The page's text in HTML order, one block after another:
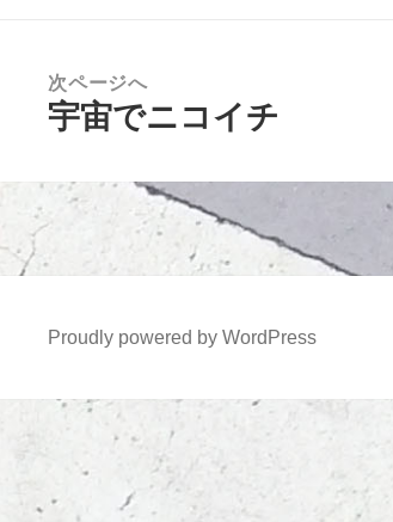
次ページへ
次
投
稿:
宇宙でニコイチ
Proudly powered by WordPress